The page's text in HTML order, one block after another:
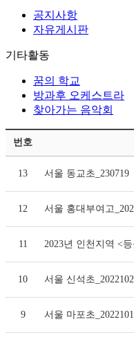
공지사항
자유게시판
기타활동
꿈의 학교
방과후 오케스트라
찾아가는 음악회
번호
13 서울 동교초_230719
12 서울 홍대부여고
11 2023년 인천지역 <
10 서울 신석초
9 서울 마포초